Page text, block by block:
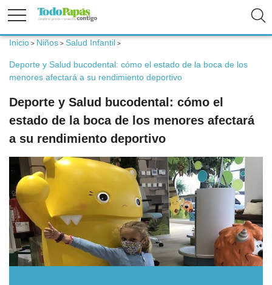
Niños
Padres
Calculadoras
Inicio > Niños > Salud Infantil >
Deporte y Salud bucodental: cómo el estado de la boca de los
menores afectará a su rendimiento deportivo
Deporte y Salud bucodental: cómo el
estado de la boca de los menores afectará
a su rendimiento deportivo